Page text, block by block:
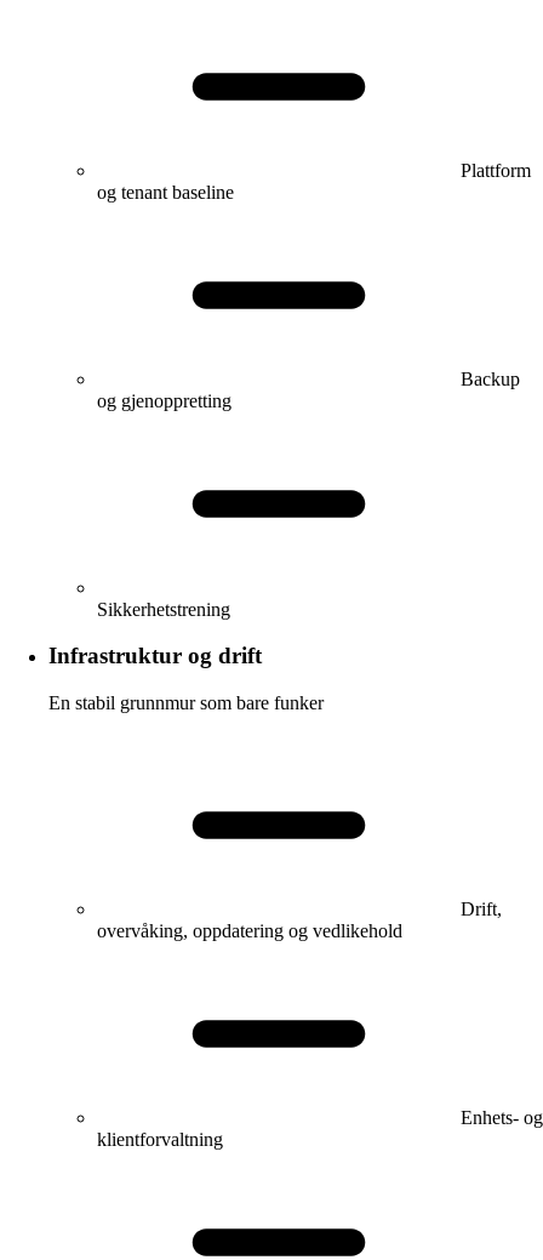
Plattform
og tenant baseline
Backup
og gjenoppretting
Sikkerhetstrening
Infrastruktur og drift
En stabil grunnmur som bare funker
Drift,
overvåking, oppdatering og vedlikehold
Enhets- og
klientforvaltning